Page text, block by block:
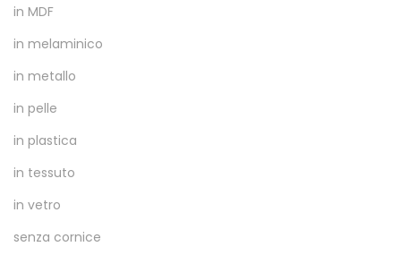
in MDF
in melaminico
in metallo
in pelle
in plastica
in tessuto
in vetro
senza cornice